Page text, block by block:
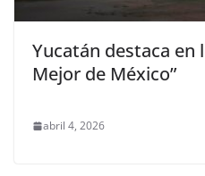
Yucatán destaca en
Mejor de México”
abril 4, 2026